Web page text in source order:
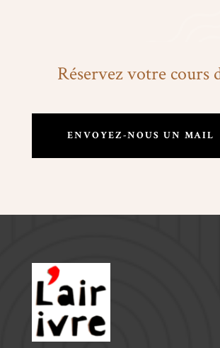
Réservez votre cours
ENVOYEZ-NOUS UN MAIL